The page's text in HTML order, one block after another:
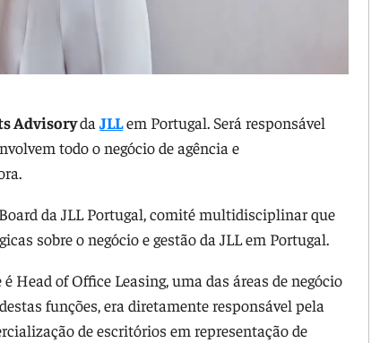
AdvisorydaJLLem Portugal. Será responsável
todo o negócio de agência e
da JLL Portugal, comité multidisciplinar que
sobre o negócio e gestão da JLL em Portugal.
Head of Office Leasing, uma das áreas de negócio
funções, era diretamente responsável pela
de escritórios em representação de